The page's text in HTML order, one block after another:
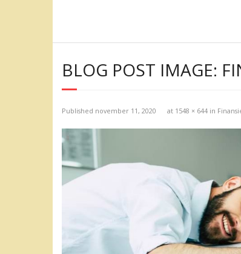
BLOG POST IMAGE:
Published november 11, 2020 at 1548 × 644 in